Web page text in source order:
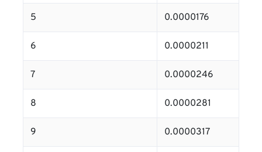
5 0.0000176
6 0.0000211
7 0.0000246
8 0.0000281
9 0.0000317